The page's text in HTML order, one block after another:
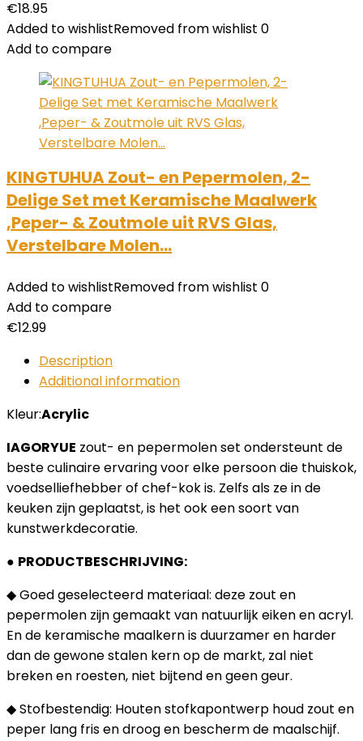
€18.95
Added to wishlistRemoved from wishlist 0
Add to compare
KINGTUHUA Zout- en Pepermolen, 2-
Delige Set met Keramische Maalwerk
,Peper- & Zoutmole uit RVS Glas,
Verstelbare Molen…
Added to wishlistRemoved from wishlist 0
Add to compare
€12.99
Description
Additional information
Kleur:Acrylic
IAGORYUE zout- en pepermolen set ondersteunt de
beste culinaire ervaring voor elke persoon die thuiskok,
voedselliefhebber of chef-kok is. Zelfs als ze in de
keuken zijn geplaatst, is het ook een soort van
kunstwerkdecoratie.
● PRODUCTBESCHRIJVING:
◆ Goed geselecteerd materiaal: deze zout en
pepermolen zijn gemaakt van natuurlijk eiken en acryl.
En de keramische maalkern is duurzamer en harder
dan de gewone stalen kern op de markt, zal niet
breken en roesten, niet bijtend en geen geur.
◆ Stofbestendig: Houten stofkapontwerp houd zout en
peper lang fris en droog en bescherm de maalschijf.